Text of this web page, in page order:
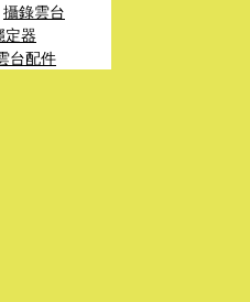
攝錄雲台
定器
台配件